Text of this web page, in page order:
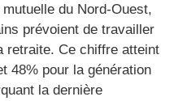
du Nord-Ouest,
prévoient de travailler
retraite. Ce chiffre atteint
48% pour la génération
la dernière